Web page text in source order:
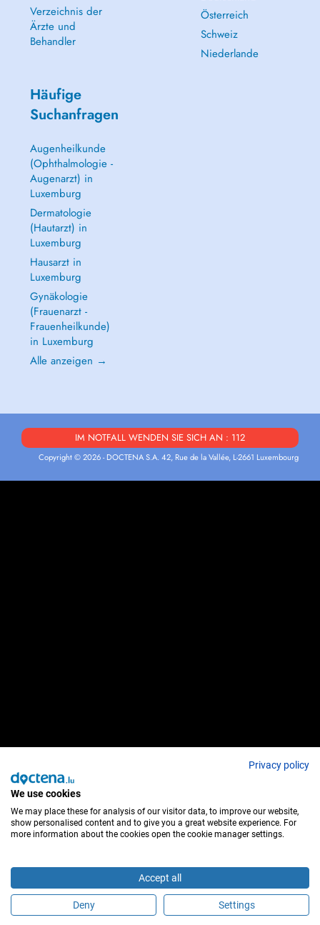
Sind Sie dieser Behandler?
Verzeichnis der
Ärzte und
Behandler
Österreich
Schweiz
Niederlande
Häufige
Suchanfragen
Augenheilkunde
(Ophthalmologie -
Augenarzt) in
Luxemburg
Dermatologie
(Hautarzt) in
Luxemburg
Hausarzt in
Luxemburg
Gynäkologie
(Frauenarzt -
Frauenheilkunde)
in Luxemburg
Alle anzeigen →
IM NOTFALL WENDEN SIE SICH AN : 112
Copyright © 2026 - DOCTENA S.A. 42, Rue de la Vallée, L-2661 Luxembourg
Privacy policy
We use cookies
We may place these for analysis of our visitor data, to improve our website,
show personalised content and to give you a great website experience. For
more information about the cookies open the cookie manager settings.
Accept all
Deny Settings